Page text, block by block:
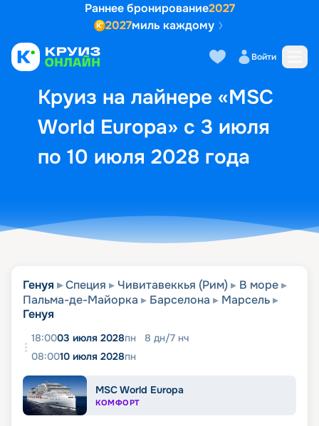
Раннее бронирование2027
2027миль каждому
Войти
Круиз на лайнере «MSC
World Europa» с 3 июля
по 10 июля 2028 года
Выбор кают Маршрут и
Генуя Специя Чивитавеккья (Рим)
В море
Пальма-де-Майорка
Барселона
Марсель
Генуя
18:0003 июля 2028пн 8 дн/7 нч
08:0010 июля 2028пн
MSC World Europa
КОМФОРТ